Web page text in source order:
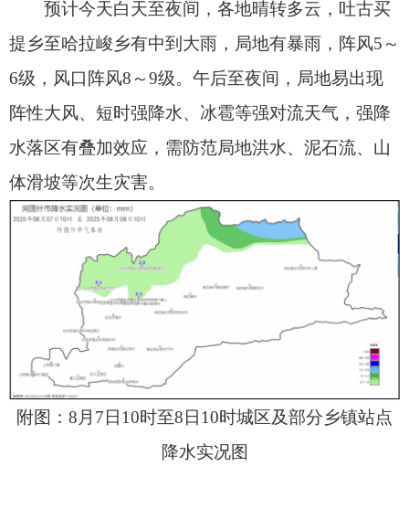
附图：8月7日10时至8日10时城区及部分乡镇站点
降水实况图